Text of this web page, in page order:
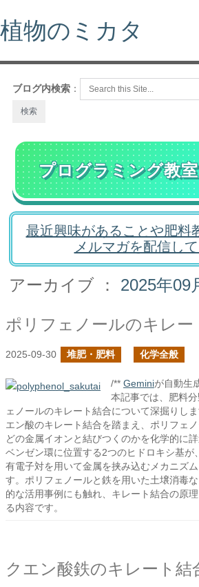
植物のミカタ
ブログ内検索 ：
プログラミング教室
最近興味があることや肥料
メルマガを配信し
アーカイブ ： 2025年09
2025-09-30 堆肥・肥料 化学全般
/** Geminiが自動生
本記事では、肥料
ェノールのキレート結合について深掘りし
エン酸のキレート結合を踏まえ、ポリフェ
どの金属イオンと結びつくのかを化学的に
ベンゼン環に位置する2つのヒドロキシ基が
有電子対を用いて金属を挟み込むメカニズ
す。ポリフェノールと鉄を用いた土壌消毒
的な活用事例にも触れ、キレート結合の原
る内容です。